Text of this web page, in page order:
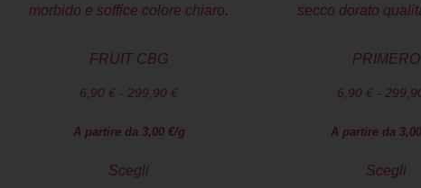
FRUIT CBG
6,90 € - 299,90 €
A partire da 3,00 €/g
Scegli
PRIMERO
6,90 € -
A partire da 3,00
Scegli